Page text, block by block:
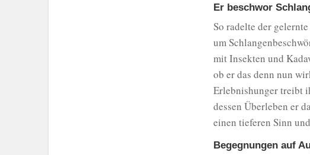
Er beschwor
So radelte der
um
mit Insekten und
ob er das denn nun
Erlebnishunger treibt
dessen Überleben er
einen tieferen Sinn
Begegnungen auf